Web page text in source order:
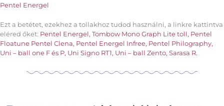
Pentel Energel
Ezt a betétet, ezekhez a tollakhoz tudod használni, a linkre kattintva
eléred őket: Pentel Energel, Tombow Mono Graph Lite toll, Pentel
Floatune Pentel Clena, Pentel Energel Infree, Pentel Philography,
Uni – ball one F és P, Uni Signo RT1, Uni – ball Zento, Sarasa R.